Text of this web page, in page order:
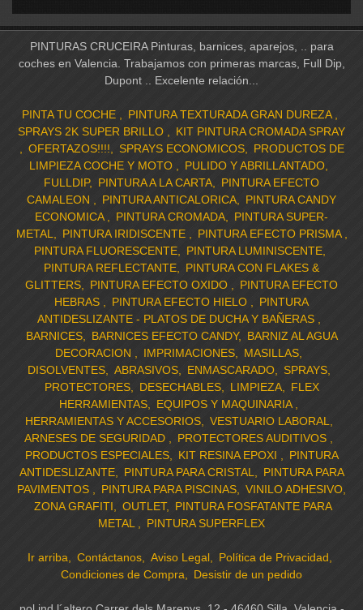
PINTURAS CRUCEIRA Pinturas, barnices, aparejos, .. para
coches en Valencia. Trabajamos con primeras marcas, Full Dip,
Dupont .. Excelente relación...
PINTA TU COCHE
PINTURA TEXTURADA GRAN DUREZA
SPRAYS 2K SUPER BRILLO
KIT PINTURA CROMADA SPRAY
OFERTAZOS!!!!
SPRAYS ECONOMICOS
PRODUCTOS DE
LIMPIEZA COCHE Y MOTO
PULIDO Y ABRILLANTADO
FULLDIP
PINTURA A LA CARTA
PINTURA EFECTO
CAMALEON
PINTURA ANTICALORICA
PINTURA CANDY
ECONOMICA
PINTURA CROMADA
PINTURA SUPER-
METAL
PINTURA IRIDISCENTE
PINTURA EFECTO PRISMA
PINTURA FLUORESCENTE
PINTURA LUMINISCENTE
PINTURA REFLECTANTE
PINTURA CON FLAKES &
GLITTERS
PINTURA EFECTO OXIDO
PINTURA EFECTO
HEBRAS
PINTURA EFECTO HIELO
PINTURA
ANTIDESLIZANTE - PLATOS DE DUCHA Y BAÑERAS
BARNICES
BARNICES EFECTO CANDY
BARNIZ AL AGUA
DECORACION
IMPRIMACIONES
MASILLAS
DISOLVENTES
ABRASIVOS ENMASCARADO
SPRAYS
PROTECTORES
DESECHABLES LIMPIEZA
FLEX
HERRAMIENTAS
EQUIPOS Y MAQUINARIA
HERRAMIENTAS Y ACCESORIOS
VESTUARIO LABORAL
ARNESES DE SEGURIDAD
PROTECTORES AUDITIVOS
PRODUCTOS ESPECIALES
KIT RESINA EPOXI
PINTURA
ANTIDESLIZANTE
PINTURA PARA CRISTAL
PINTURA PARA
PAVIMENTOS
PINTURA PARA PISCINAS
VINILO ADHESIVO
ZONA GRAFITI
OUTLET
PINTURA FOSFATANTE PARA
METAL
PINTURA SUPERFLEX
Ir arriba Contáctanos Aviso Legal
Política de Privacidad
Condiciones de Compra
Desistir de un pedido